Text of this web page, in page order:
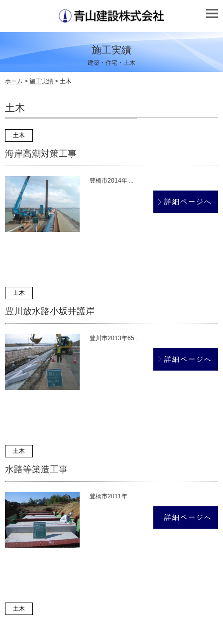
施工実績
建築・住宅・土木
ホーム > 施工実績 > 土木
土木
土木
海岸高潮対策工事
豊橋市2014年 ...
詳細ページへ
土木
豊川放水路小坂井護岸
豊川市2013年65...
詳細ページへ
土木
水路等築造工事
豊橋市2011年...
詳細ページへ
土木